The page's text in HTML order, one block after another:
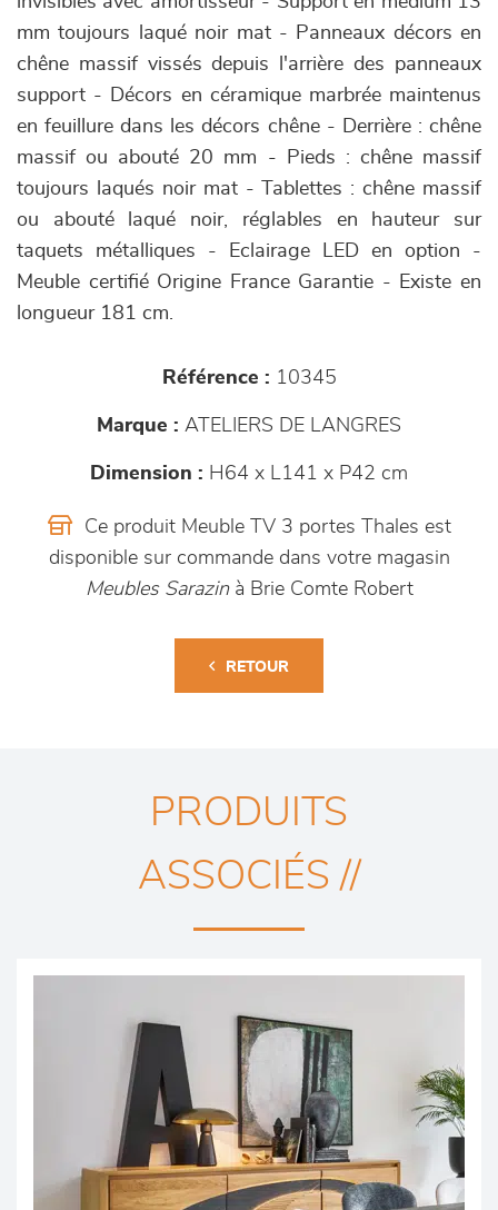
mm toujours laqué noir mat - Panneaux décors en
chêne massif vissés depuis l'arrière des panneaux
support - Décors en céramique marbrée maintenus
en feuillure dans les décors chêne - Derrière : chêne
massif ou abouté 20 mm - Pieds : chêne massif
toujours laqués noir mat - Tablettes : chêne massif
ou abouté laqué noir, réglables en hauteur sur
taquets métalliques - Eclairage LED en option -
Meuble certifié Origine France Garantie - Existe en
longueur 181 cm.
Référence : 10345
Marque : ATELIERS DE LANGRES
Dimension : H64 x L141 x P42 cm
Ce produit Meuble TV 3 portes Thales est
disponible sur commande dans votre magasin
Meubles Sarazinà Brie Comte Robert
RETOUR
PRODUITS
ASSOCIÉS //